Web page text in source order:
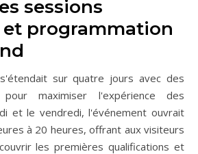
sessions
programmation
sur quatre jours avec des
maximiser l'expérience des
et le vendredi, l'événement ouvrait
à 20 heures, offrant aux visiteurs
les premières qualifications et